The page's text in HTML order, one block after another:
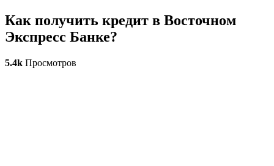
Как получить кредит в Восточном
Экспресс Банке?
5.4k Просмотров